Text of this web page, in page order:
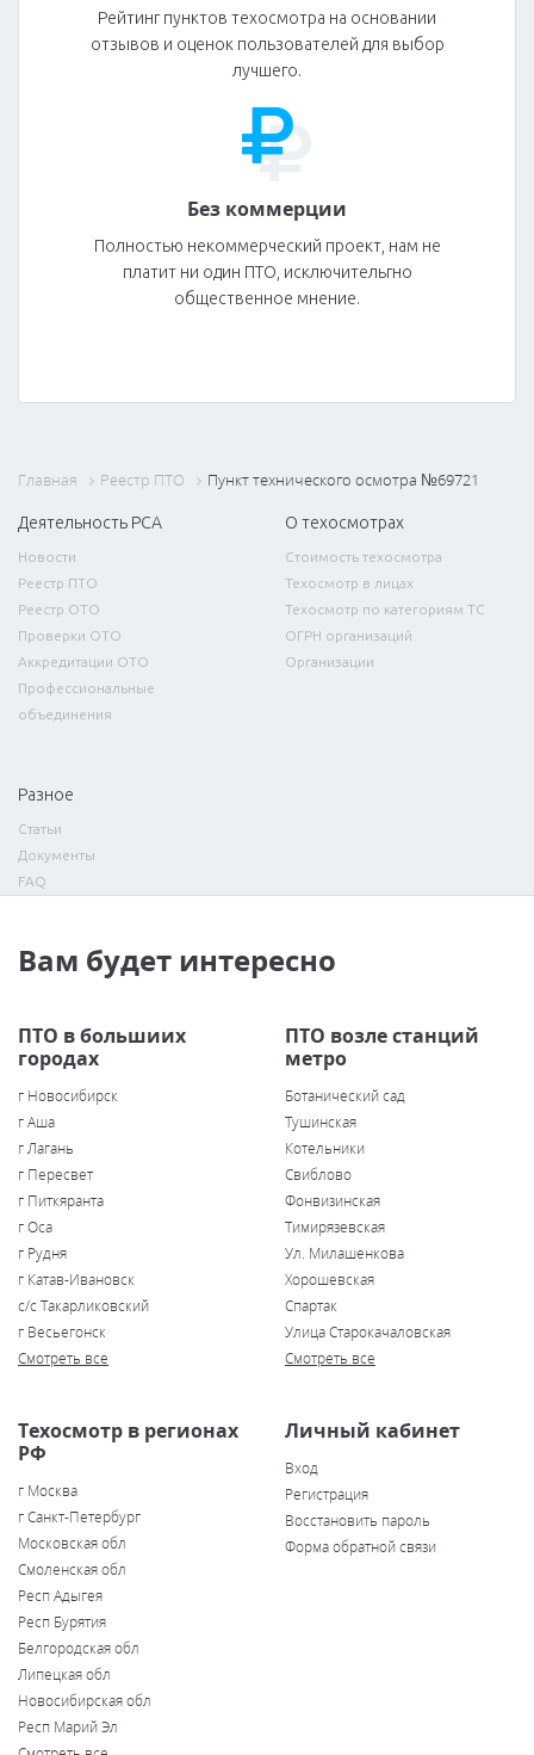
Рейтинг пунктов техосмотра на основании
отзывов и оценок пользователей для выбор
лучшего.
Без коммерции
Полностью некоммерческий проект, нам не
платит ни один ПТО, исключительгно
общественное мнение.
Главная Реестр ПТО Пункт технического осмотра №69721
Деятельность РСА
Новости
Реестр ПТО
Реестр ОТО
Проверки ОТО
Аккредитации ОТО
Профессиональные
объединения
О техосмотрах
Стоимость техосмотра
Техосмотр в лицах
Техосмотр по категориям ТС
ОГРН организаций
Организации
Разное
Статьи
Документы
FAQ
Вам будет интересно
ПТО в большиих
городах
г Новосибирск
г Аша
г Лагань
г Пересвет
г Питкяранта
г Оса
г Рудня
г Катав-Ивановск
с/с Такарликовский
г Весьегонск
Смотреть все
ПТО возле станций
метро
Ботанический сад
Тушинская
Котельники
Свиблово
Фонвизинская
Тимирязевская
Ул. Милашенкова
Хорошевская
Спартак
Улица Старокачаловская
Смотреть все
Техосмотр в регионах
РФ
г Москва
г Санкт-Петербург
Московская обл
Смоленская обл
Респ Адыгея
Респ Бурятия
Белгородская обл
Липецкая обл
Новосибирская обл
Респ Марий Эл
Личный кабинет
Вход
Регистрация
Восстановить пароль
Форма обратной связи